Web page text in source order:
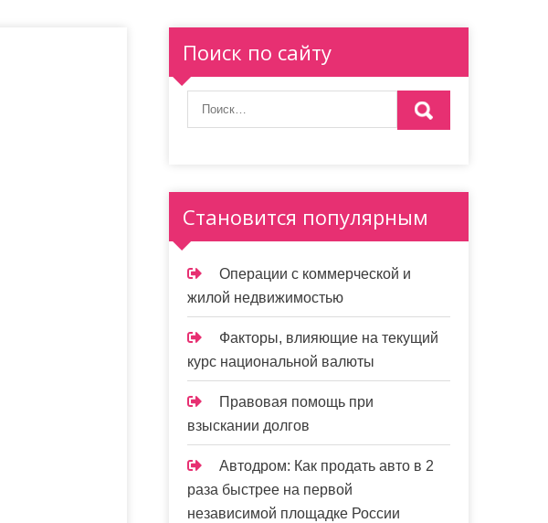
Поиск по сайту
Становится популярным
Операции с коммерческой и
жилой недвижимостью
Факторы, влияющие на текущий
курс национальной валюты
Правовая помощь при
взыскании долгов
Автодром: Как продать авто в 2
раза быстрее на первой
независимой площадке России